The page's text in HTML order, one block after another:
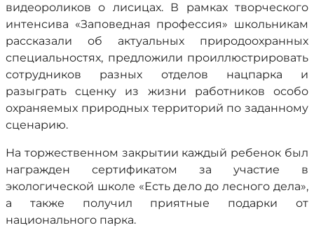
видеороликов о лисицах. В рамках творческого
интенсива «Заповедная профессия» школьникам
рассказали об актуальных природоохранных
специальностях, предложили проиллюстрировать
сотрудников разных отделов нацпарка и
разыграть сценку из жизни работников особо
охраняемых природных территорий по заданному
сценарию.
На торжественном закрытии каждый ребенок был
награжден сертификатом за участие в
экологической школе «Есть дело до лесного дела»,
а также получил приятные подарки от
национального парка.